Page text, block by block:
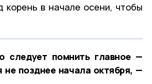
в начале осени, чтобы
следует помнить главное —
позднее начала октября, —